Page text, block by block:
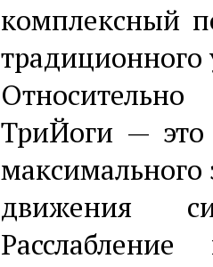
комплексный
традиционного
Относительно
ТриЙоги — это
максимального
движения